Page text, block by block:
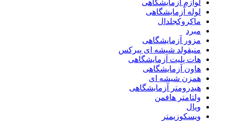
لوازم آزمایشگاهی
لوله آزمایشگاهی
ماکروکجلدال
مبرد
مزور آزمایشگاهی
منیفولد شیشه ای پیرکس
هات پلیت آزمایشگاهی
هاون آزمایشگاهی
همزن شیشه ای
هیدرومتر آزمایشگاهی
ولتامتر هافمن
ویال
ویسکوزیمتر